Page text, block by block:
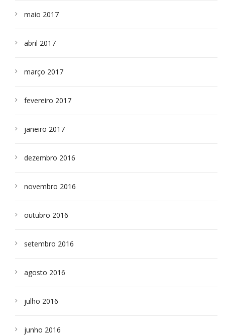
maio 2017
abril 2017
março 2017
fevereiro 2017
janeiro 2017
dezembro 2016
novembro 2016
outubro 2016
setembro 2016
agosto 2016
julho 2016
junho 2016